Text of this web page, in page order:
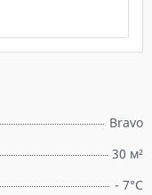
Bravo
30 м²
- 7°C